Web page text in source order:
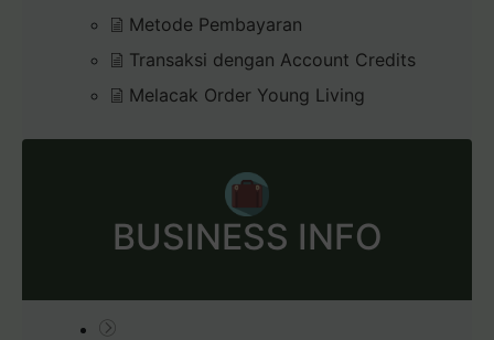
Metode Pembayaran
Transaksi dengan Account Credits
Melacak Order Young Living
BUSINESS INFO